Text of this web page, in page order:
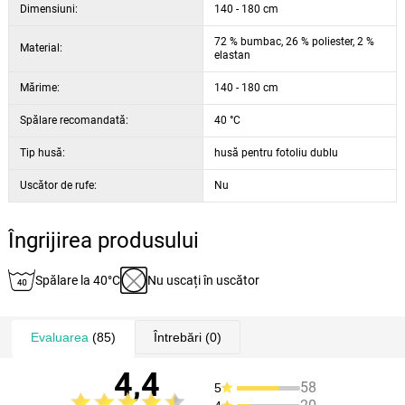
ușura munca dumneavoastră
Dimensiuni: 140 - 180 cm
Material:
72 % bumbac, 26 % poliester, 2 %
elastan
Mărime: 140 - 180 cm
Spălare recomandată: 40 °C
Tip husă: husă pentru fotoliu dublu
Uscător de rufe: Nu
Îngrijirea produsului
Spălare la 40°C Nu uscați în uscător
Evaluarea (85) Întrebări(0)
4,4 5 58